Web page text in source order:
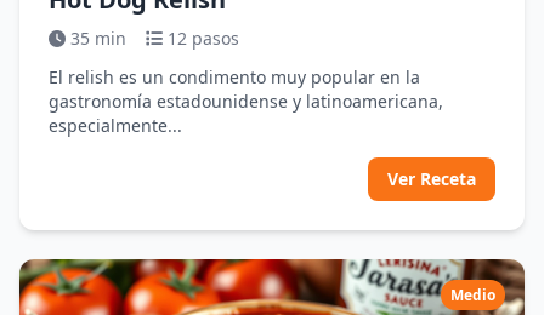
35 min
12 pasos
El relish es un condimento muy popular en la
gastronomía estadounidense y latinoamericana,
especialmente...
Ver Receta
Medio